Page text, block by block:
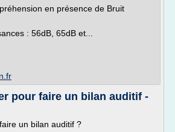
en présence de Bruit
: 56dB, 65dB et...
pour faire un bilan auditif -
un bilan auditif ?